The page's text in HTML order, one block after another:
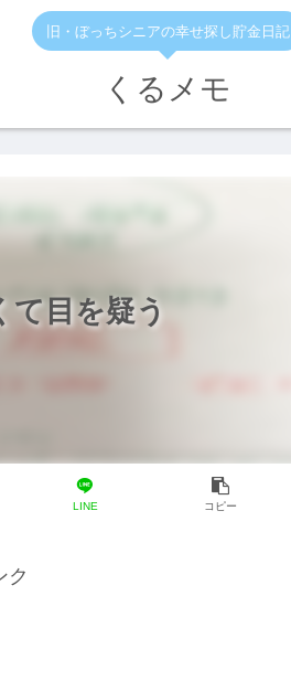
旧・ぼっちシニアの幸せ探し貯金日記
くるメモ
て目を疑う
LINE コピー
ク